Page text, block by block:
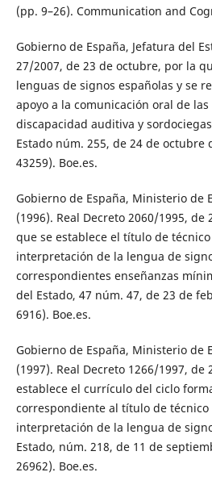
(pp. 9–26). Communication and
Gobierno de España, Jefatura del
27/2007, de 23 de octubre, por la
lenguas de signos españolas y se
apoyo a la comunicación oral de
discapacidad auditiva y
Estado núm. 255, de 24 de octubre
43259). Boe.es.
Gobierno de España, Ministerio de
(1996). Real Decreto 2060/1995,
que se establece el título de
interpretación de la lengua de
correspondientes enseñanzas
del Estado, 47 núm. 47, de 23 de
6916). Boe.es.
Gobierno de España, Ministerio de
(1997). Real Decreto 1266/1997,
establece el currículo del ciclo
correspondiente al título de
interpretación de la lengua de
Estado, núm. 218, de 11 de
26962). Boe.es.